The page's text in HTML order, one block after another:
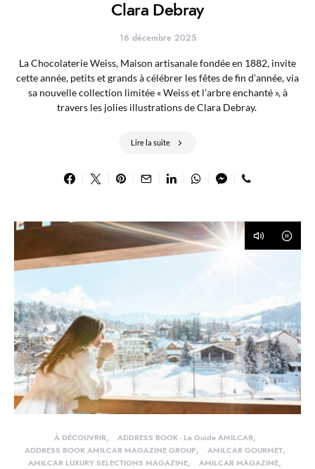
Clara Debray
16 décembre 2025
La Chocolaterie Weiss, Maison artisanale fondée en 1882, invite
cette année, petits et grands à célébrer les fêtes de fin d’année, via
sa nouvelle collection limitée « Weiss et l’arbre enchanté », à
travers les jolies illustrations de Clara Debray.
Lire la suite
À DÉCOUVRIR
ADDRESS BOOK - Le Guide AMILCAR
ADDRESS BOOK AMILCAR MAGAZINE GROUP
AMILCAR GOURMET
AMILCAR LUXURY SELECTIONS MAGAZINE
AMILCAR MAGAZINE